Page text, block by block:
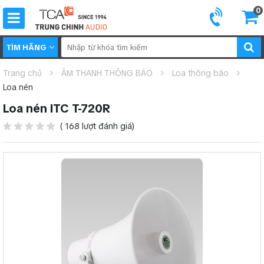
0
TÌM HÃNG
Trang chủ ÂM THANH THÔNG BÁO
Loa thông báo
Loa nén
Loa nén ITC T-720R
( 168 lượt đánh giá)